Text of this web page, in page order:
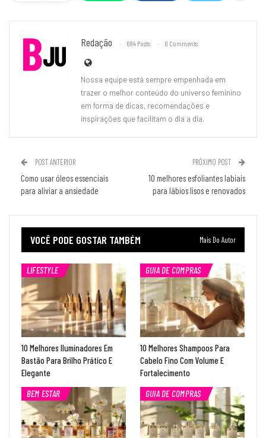
Redação 684 Posts 0 Comments
Nossa equipe está sempre empenhada em
trazer o melhor conteúdo do universo feminino
em forma de dicas, recomendações e
inspirações que facilitam o dia a dia.
POST ANTERIOR
Como usar óleos essenciais
para aliviar a ansiedade
PRÓXIMO POST
10 melhores esfoliantes labiais
para lábios lisos e renovados
VOCÊ PODE GOSTAR TAMBÉM Mais Do Autor
LIFESTYLE
10 Melhores Iluminadores Em
Bastão Para Brilho Prático E
Elegante
GUIA DE COMPRAS
10 Melhores Shampoos Para
Cabelo Fino Com Volume E
Fortalecimento
BEM ESTAR
GUIA DE COMPRAS